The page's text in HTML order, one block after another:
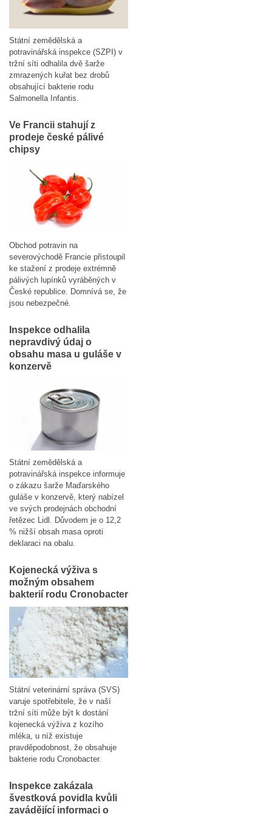
Státní zemědělská a
potravinářská inspekce (SZPI) v
tržní síti odhalila dvě šarže
zmrazených kuřat bez drobů
obsahující bakterie rodu
Salmonella Infantis.
Ve Francii stahují z
prodeje české pálivé
chipsy
Obchod potravin na
severovýchodě Francie přistoupil
ke stažení z prodeje extrémně
pálivých lupínků vyráběných v
České republice. Domnívá se, že
jsou nebezpečné.
Inspekce odhalila
nepravdivý údaj o
obsahu masa u guláše v
konzervě
Státní zemědělská a
potravinářská inspekce informuje
o zákazu šarže Maďarského
guláše v konzervě, který nabízel
ve svých prodejnách obchodní
řetězec Lidl. Důvodem je o 12,2
% nižší obsah masa oproti
deklaraci na obalu.
Kojenecká výživa s
možným obsahem
bakterií rodu Cronobacter
Státní veterinární správa (SVS)
varuje spotřebitele, že v naší
tržní síti může být k dostání
kojenecká výživa z kozího
mléka, u níž existuje
pravděpodobnost, že obsahuje
bakterie rodu Cronobacter.
Inspekce zakázala
švestková povidla kvůli
zavádějící informaci o